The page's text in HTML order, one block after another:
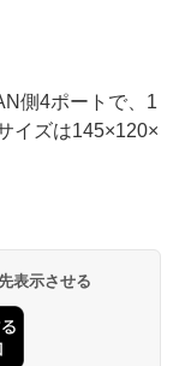
側4ポートで、1
イズは145×120×
表示させる